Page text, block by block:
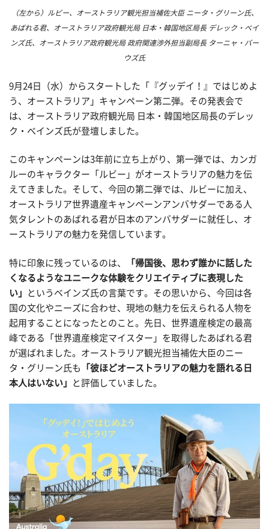
（左から）ルビー、オーストラリア観光担当補佐大臣 ニータ・グリーン氏、
あばれる君、オーストラリア政府観光局 日本・韓国地区局長 デレック・べイ
ンズ氏、オーストラリア政府観光局 政府関連渉外担当副局長 ターニャ・バー
ウズ氏
9月24日（水）からスタートした「『グッデイ！』ではじめよ
う、オーストラリア」キャンペーン第二弾。その発表会で
は、オーストラリア政府観光局 日本・韓国地区局長のデレッ
ク・べインズ氏が登壇しました。
このキャンペーンは3年前に立ち上がり、第一弾では、カンガ
ルーのキャラクター「ルビー」がオーストラリアの魅力を伝
えてきました。そして、今回の第二弾では、ルビーに加え、
オーストラリア世界遺産キャンペーンアンバサダーである人
気タレントのあばれる君が 日本のアンバサダーに就任し、オ
ーストラリアの魅力を発信しています。
特に印象に残っているのは、
「帰国後、思わず誰かに話した
くなるようなユニークな体験をクリエイティブに表現した
い」
というベインズ氏の言葉です。その思いから、今回は各
国の文化やニーズに合わせ、現地の魅力を伝えられる人物を
起用することになったとのこと。先日、世界遺産検定の最高
峰である「世界遺産検定マイスター」を取得したあばれる君
が選ばれました。オーストラリア観光担当補佐大臣のニー
タ・グリーン氏も
「彼ほどオーストラリアの魅力を語れる日
本人はいない」
と評価していました。